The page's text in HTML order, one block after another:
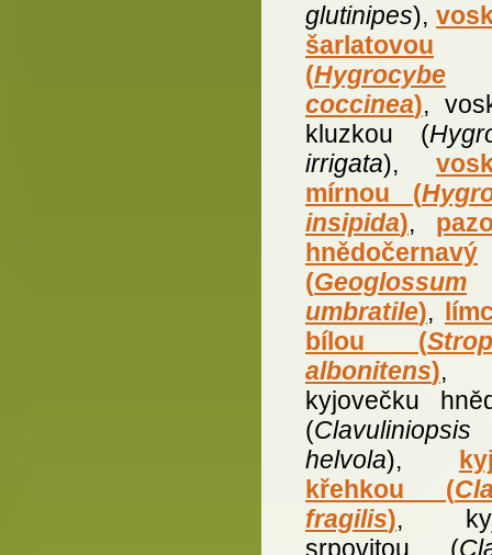
glutinipes),
šarlatovou
(Hygrocybe
coccinea),
kluzkou (
irrigata),
mírnou (
insipida),
hnědočernavý
(Geoglossum
umbratile),
bílou (
albonitens),
kyjovečku
(Clavuliniopsis
helvola),
křehkou (
fragilis),
srpovitou (